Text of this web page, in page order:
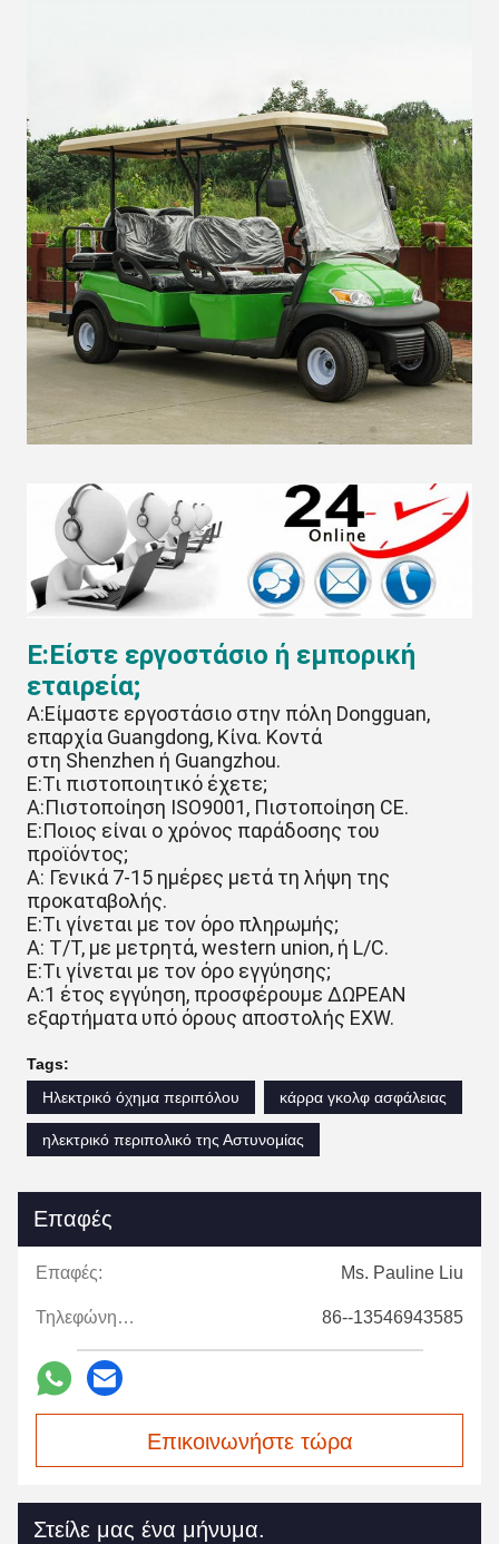
Ε:Είστε εργοστάσιο ή εμπορική
εταιρεία;
A:Είμαστε εργοστάσιο στην πόλη Dongguan,
επαρχία Guangdong, Κίνα. Κοντά
στη Shenzhen ή Guangzhou.
Ε:Τι πιστοποιητικό έχετε;
A:Πιστοποίηση ISO9001, Πιστοποίηση CE.
Ε:Ποιος είναι ο χρόνος παράδοσης του
προϊόντος;
A: Γενικά 7-15 ημέρες μετά τη λήψη της
προκαταβολής.
Ε:Τι γίνεται με τον όρο πληρωμής;
A: T/T, με μετρητά, western union, ή L/C.
Ε:Τι γίνεται με τον όρο εγγύησης;
A:1 έτος εγγύηση, προσφέρουμε ΔΩΡΕΑΝ
εξαρτήματα υπό όρους αποστολής EXW.
Tags:
Ηλεκτρικό όχημα περιπόλου
κάρρα γκολφ ασφάλειας
ηλεκτρικό περιπολικό της Αστυνομίας
Επαφές
Επαφές: Ms. Pauline Liu
Τηλεφώνημα: 86--13546943585
Επικοινωνήστε τώρα
Στείλε μας ένα μήνυμα.